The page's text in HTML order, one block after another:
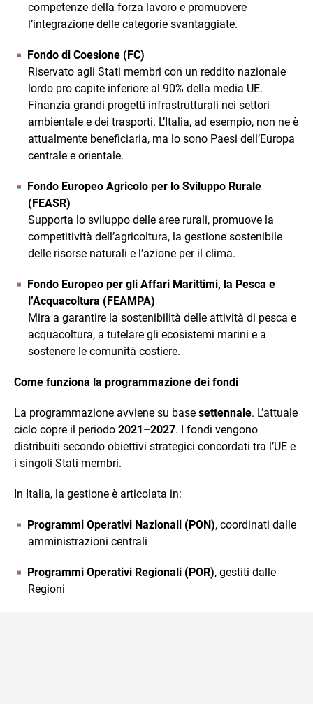
competenze della forza lavoro e promuovere
l’integrazione delle categorie svantaggiate.
Fondo di Coesione (FC)
Riservato agli Stati membri con un reddito nazionale
lordo pro capite inferiore al 90% della media UE.
Finanzia grandi progetti infrastrutturali nei settori
ambientale e dei trasporti. L’Italia, ad esempio, non ne è
attualmente beneficiaria, ma lo sono Paesi dell’Europa
centrale e orientale.
Fondo Europeo Agricolo per lo Sviluppo Rurale
(FEASR)
Supporta lo sviluppo delle aree rurali, promuove la
competitività dell’agricoltura, la gestione sostenibile
delle risorse naturali e l’azione per il clima.
Fondo Europeo per gli Affari Marittimi, la Pesca e
l’Acquacoltura (FEAMPA)
Mira a garantire la sostenibilità delle attività di pesca e
acquacoltura, a tutelare gli ecosistemi marini e a
sostenere le comunità costiere.
Come funziona la programmazione dei fondi
La programmazione avviene su base settennale. L’attuale
ciclo copre il periodo 2021–2027. I fondi vengono
distribuiti secondo obiettivi strategici concordati tra l’UE e
i singoli Stati membri.
In Italia, la gestione è articolata in:
Programmi Operativi Nazionali (PON), coordinati dalle
amministrazioni centrali
Programmi Operativi Regionali (POR), gestiti dalle
Regioni